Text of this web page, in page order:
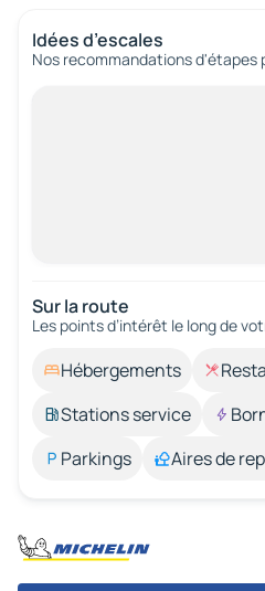
Idées d’escales
Nos recommandations d'étapes
Sur la route
Les points d’intérêt le long de
Hébergements
Stations service
Parkings
Aires de